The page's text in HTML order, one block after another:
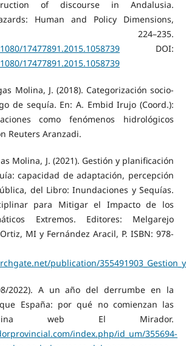
of discourse in Andalusia.
Human and Policy Dimensions,
224–235.
17477891.2015.1058739DOI:
17477891.2015.1058739
Molina, J. (2018). Categorización socio-
de sequía. En: A. Embid Irujo (Coord.):
como fenómenos hidrológicos
Reuters Aranzadi.
Molina, J. (2021). Gestión y planificación
capacidad de adaptación, percepción
del Libro: Inundaciones y Sequías.
para Mitigar el Impacto de los
Extremos. Editores: Melgarejo
MI y Fernández Aracil, P. ISBN: 978-
publication/
2022). A un año del derrumbe en la
España: por qué no comienzan las
web El Mirador.
index.php/id_um/355694-